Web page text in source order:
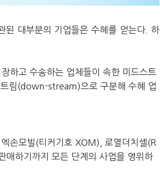
된 대부분의 기업들은 수혜를 얻는다. 하
하고 수송하는 업체들이 속한 미드스트
림(down-stream)으로 구분해 수혜 업
손모빌(티커기호 XOM), 로열더치셸(R
매하기까지 모든 단계의 사업을 영위하